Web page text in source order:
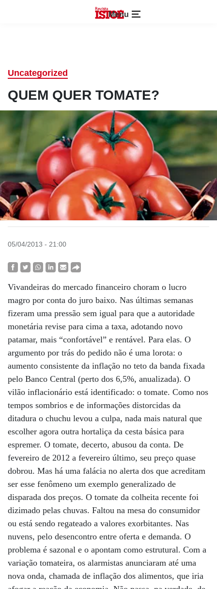
Menu
Uncategorized
QUEM QUER TOMATE?
05/04/2013 - 21:00
Vivandeiras do mercado financeiro choram o lucro
magro por conta do juro baixo. Nas últimas semanas
fizeram uma pressão sem igual para que a autoridade
monetária revise para cima a taxa, adotando novo
patamar, mais “confortável” e rentável. Para elas. O
argumento por trás do pedido não é uma lorota: o
aumento consistente da inflação no teto da banda fixada
pelo Banco Central (perto dos 6,5%, anualizada). O
vilão inflacionário está identificado: o tomate. Como nos
tempos sombrios e de informações distorcidas da
ditadura o chuchu levou a culpa, nada mais natural que
escolher agora outra hortaliça da cesta básica para
espremer. O tomate, decerto, abusou da conta. De
fevereiro de 2012 a fevereiro último, seu preço quase
dobrou. Mas há uma falácia no alerta dos que acreditam
ser esse fenômeno um exemplo generalizado de
disparada dos preços. O tomate da colheita recente foi
dizimado pelas chuvas. Faltou na mesa do consumidor
ou está sendo regateado a valores exorbitantes. Nas
nuvens, pelo desencontro entre oferta e demanda. O
problema é sazonal e o apontam como estrutural. Com a
variação tomateira, os alarmistas anunciaram até uma
nova onda, chamada de inflação dos alimentos, que iria